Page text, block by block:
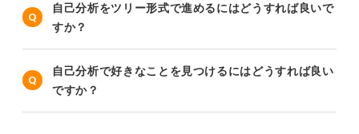
自己分析をツリー形式で進めるにはどうすれば良いで
すか？
自己分析で好きなことを見つけるにはどうすれば良い
ですか？